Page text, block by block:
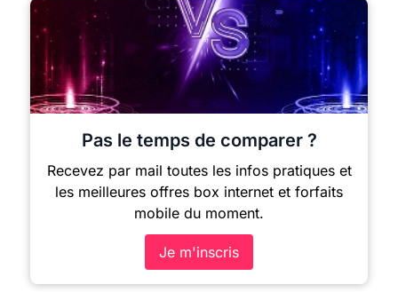
Pas le temps de comparer ?
Recevez par mail toutes les infos pratiques et
les meilleures offres box internet et forfaits
mobile du moment.
Je m'inscris